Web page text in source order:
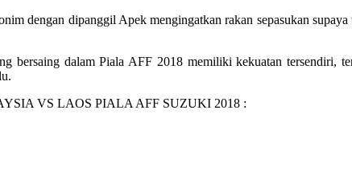
dengan dipanggil Apek mengingatkan rakan sepasukan
bersaing dalam Piala AFF 2018 memiliki kekuatan tersendiri,
VS LAOS PIALA AFF SUZUKI 2018 :